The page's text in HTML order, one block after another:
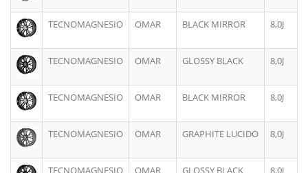
TECNOMAGNESIO OMAR BLACK MIRROR 8,0J
TECNOMAGNESIO OMAR GLOSSY BLACK 8,0J
TECNOMAGNESIO OMAR BLACK MIRROR 8,0J
TECNOMAGNESIO OMAR GRAPHITE LUCIDO 8,0J
TECNOMAGNESIO OMAR GLOSSY BLACK 8,0J